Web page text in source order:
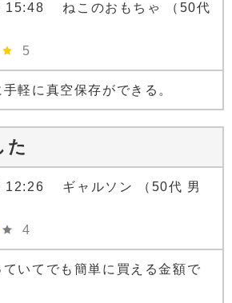
15:48 ねこのおもちゃ （50代
5
軽に真空保存ができる。
た
12:26 ギャルソン （50代 男
4
ていてでも簡単に買える金額で